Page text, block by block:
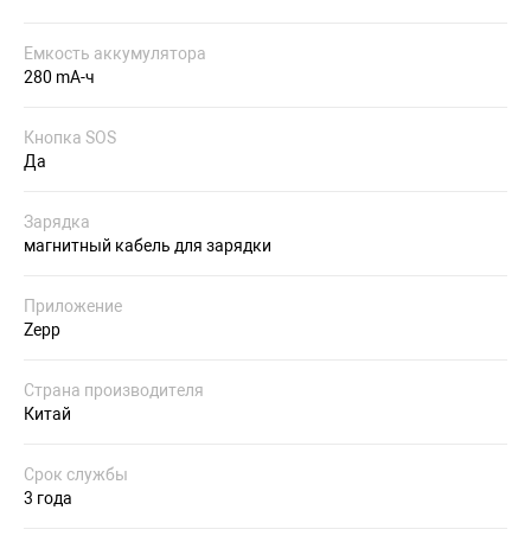
Емкость аккумулятора
280 mA-ч
Кнопка SOS
Да
Зарядка
магнитный кабель для зарядки
Приложение
Zepp
Страна производителя
Китай
Срок службы
3 года